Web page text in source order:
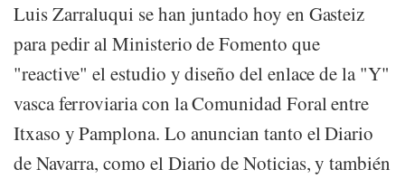
Luis Zarraluqui se han juntado hoy en Gasteiz
para pedir al Ministerio de Fomento que
"reactive" el estudio y diseño del enlace de la "Y"
vasca ferroviaria con la Comunidad Foral entre
Itxaso y Pamplona. Lo anuncian tanto el Diario
de Navarra, como el Diario de Noticias, y también